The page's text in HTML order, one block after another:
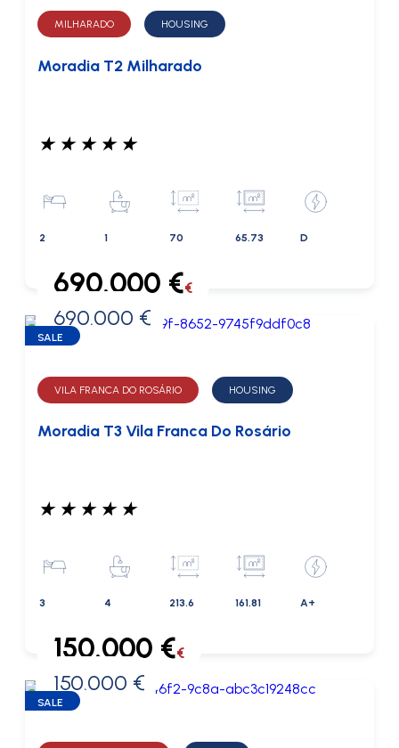
MILHARADO HOUSING
Moradia T2 Milharado
★ ★ ★ ★ ★
2 1 70 65.73 D
0 €
690.000 €€
690.000 €
SALE
VILA FRANCA DO ROSÁRIO HOUSING
Moradia T3 Vila Franca Do Rosário
★ ★ ★ ★ ★
3 4 213.6 161.81 A+
0 €
150.000 €€
150.000 €
SALE